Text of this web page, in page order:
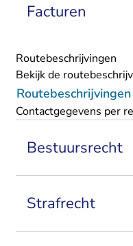
Facturen
Routebeschrijvingen
Bekijk de
Routebeschrijvingen
Contactgegevens per
Bestuursrecht
Strafrecht